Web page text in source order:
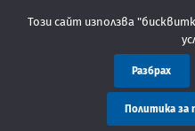
администрация
Този сайт използва
Разбрах
Политика за